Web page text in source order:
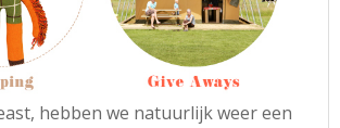
hebben we natuurlijk weer een